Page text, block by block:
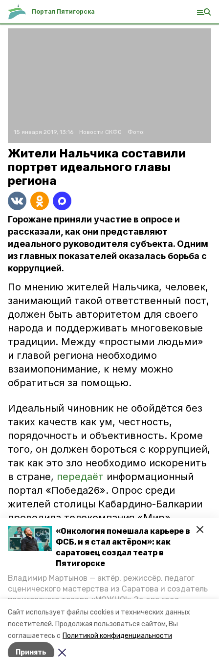
Сайт использует файлы cookies и технических данных
посетителей. Продолжая пользоваться сайтом, Вы
соглашаетесь с Политикой конфиденциальности
Принять
«Онкология помешала карьере в
ФСБ, и я стал актёром»: как
саратовец создал театр в
Пятигорске
Владимир Мартынов — актёр, режиссёр, педагог
сценического мастерства из Саратова и создатель
пятигорского театра «МОЖНО!» За два года
существования театр выпустил восемь спектаклей,
впереди — новые премьеры. О том, как стал
артистом, попал в Пятигорск и собрал труппу,
режиссёр рассказал корреспонденту «Портала
Пятигорска».
Портал Пятигорска
15 января 2019, 13:16 Новости СКФО Фото:
Жители Нальчика составили
портрет идеального главы
региона
Горожане приняли участие в опросе и
рассказали, как они представляют
идеального руководителя субъекта. Одним
из главных показателей оказалась борьба с
коррупцией.
По мнению жителей Нальчика, человек,
занимающий такой ответственный пост,
должен быть авторитетом для своего
народа и поддерживать многовековые
традиции. Между «простыми людьми»
и главой региона необходимо
взаимопонимание, к нему можно
обратиться за помощью.
Идеальный чиновник не обойдётся без
таких качеств как ум, честность,
порядочность и объективность. Кроме
того, он должен бороться с коррупцией,
так как это зло необходимо искоренить
в стране, передаёт информационный
портал «Победа26». Опрос среди
жителей столицы Кабардино-Балкарии
проводила телекомпания «Мир».
Ранее финансовый университет при
правительстве РФ подвёл итоги
исследований качества жизни россиян.
В результате на втором местеоказался
Грозный.
Видео: телекомпания «Мир»
Авторы: Ольга Дьякова